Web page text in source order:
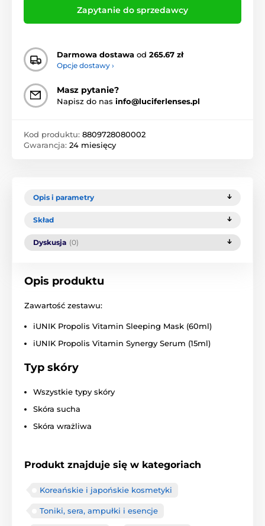
Zapytanie do sprzedawcy
Darmowa dostawa od 265.67 zł
Opcje dostawy ›
Masz pytanie?
Napisz do nas info@luciferlenses.pl
Kod produktu: 8809728080002
Gwarancja: 24 miesięcy
Opis i parametry
Skład
Dyskusja (0)
Opis produktu
Zawartość zestawu:
iUNIK Propolis Vitamin Sleeping Mask (60ml)
iUNIK Propolis Vitamin Synergy Serum (15ml)
Typ skóry
Wszystkie typy skóry
Skóra sucha
Skóra wrażliwa
Produkt znajduje się w kategoriach
Koreańskie i japońskie kosmetyki
Toniki, sera, ampułki i esencje